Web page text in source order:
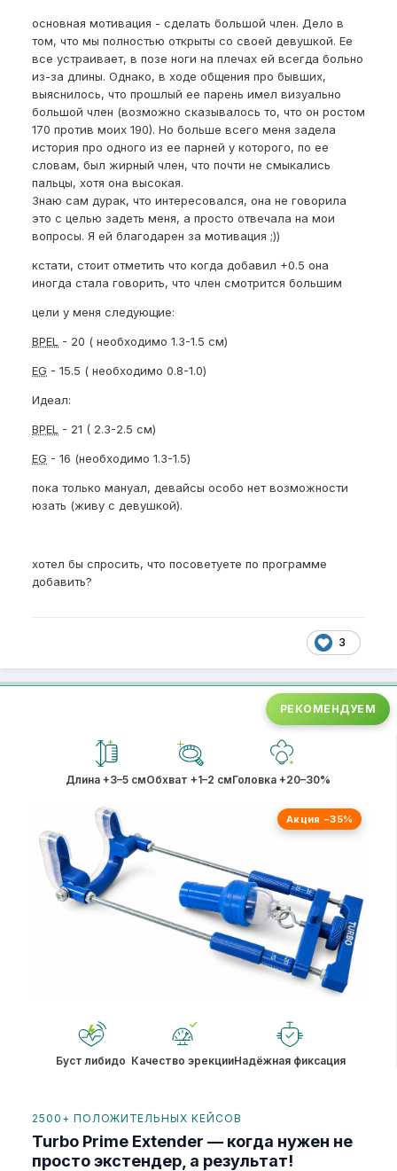
основная мотивация - сделать большой член. Дело в
том, что мы полностью открыты со своей девушкой. Ее
все устраивает, в позе ноги на плечах ей всегда больно
из-за длины. Однако, в ходе общения про бывших,
выяснилось, что прошлый ее парень имел визуально
большой член (возможно сказывалось то, что он ростом
170 против моих 190). Но больше всего меня задела
история про одного из ее парней у которого, по ее
словам, был жирный член, что почти не смыкались
пальцы, хотя она высокая.
Знаю сам дурак, что интересовался, она не говорила
это с целью задеть меня, а просто отвечала на мои
вопросы. Я ей благодарен за мотивация ;))
кстати, стоит отметить что когда добавил +0.5 она
иногда стала говорить, что член смотрится большим
цели у меня следующие:
BPEL - 20 ( необходимо 1.3-1.5 см)
EG - 15.5 ( необходимо 0.8-1.0)
Идеал:
BPEL - 21 ( 2.3-2.5 см)
EG - 16 (необходимо 1.3-1.5)
пока только мануал, девайсы особо нет возможности
юзать (живу с девушкой).
хотел бы спросить, что посоветуете по программе
добавить?
3
РЕКОМЕНДУЕМ
Длина +3–5 смОбхват +1–2 смГоловка +20–30%
Акция −35%
Буст либидо Качество эрекцииНадёжная фиксация
2500+ ПОЛОЖИТЕЛЬНЫХ КЕЙСОВ
Turbo Prime Extender — когда нужен не
просто экстендер, а результат!